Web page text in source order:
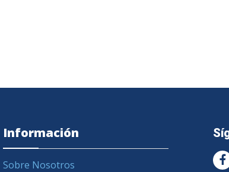
Información
Sobre Nosotros